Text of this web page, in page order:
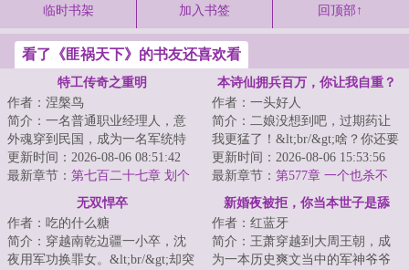
临时书架 加入书签 回顶部↑
看了《匪祸天下》的书友还喜欢看
特工传奇之重明
作者：涅槃鸟
简介：一名普通职业经理人，意
外魂穿到民国，成为一名军统特
工，没有金手指，凭借前世的信
息，依靠自己的...
更新时间：2026-08-06 08:51:42
最新章节： 第七百二十七章 划个
本诗仙拥兵百万，你让我自重？
作者：一头好人
简介：二娘没想到吧，过期药让
我更猛了！&lt;br/&gt;啥？你还要
和兄长抢我驸马之位？&lt;br/&gt;
给脸不要...
更新时间：2026-08-06 15:53:56
最新章节： 第577章 一个也杀不
了！
无双悍卒
作者：吃的什么糖
简介：穿越南乾边疆一小卒，沈
夜用军功换罪女。&lt;br/&gt;却突
新婚夜被拒，你当本世子是舔
作者：红蓝牙
简介：王萧穿越到大周王朝，成
为一本历史爽文当中的军神爷爷